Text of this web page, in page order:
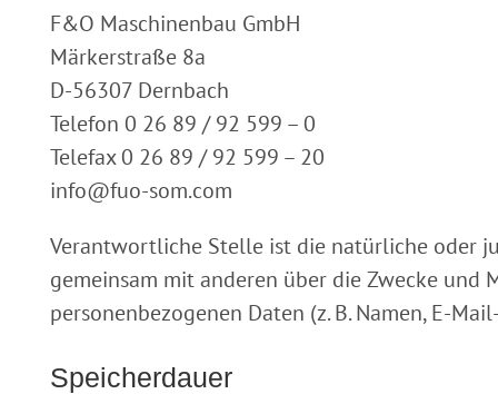
F&O Maschinenbau GmbH
Märkerstraße 8a
D-56307 Dernbach
Telefon 0 26 89 / 92 599 – 0
Telefax 0 26 89 / 92 599 – 20
info@fuo-som.com
Verantwortliche Stelle ist die natürliche oder
gemeinsam mit anderen über die Zwecke und
personenbezogenen Daten (z. B. Namen, E-
Speicherdauer